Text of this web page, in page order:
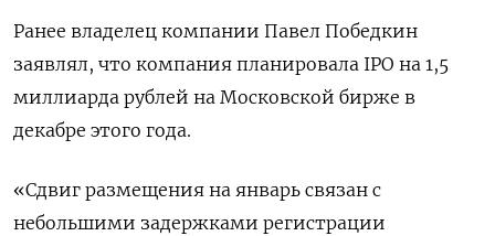
Ранее владелец компании Павел Победкин
заявлял, что компания планировала IPO на 1,5
миллиарда рублей на Московской бирже в
декабре этого года.
«Cдвиг размещения на январь связан с
небольшими задержками регистрации